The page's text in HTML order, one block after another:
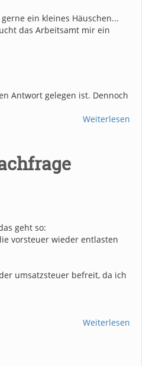
ein kleines Häuschen...
das Arbeitsamt mir ein
Antwort gelegen ist. Dennoch
Weiterlesen
geht so:
vorsteuer wieder entlasten
umsatzsteuer befreit, da ich
Weiterlesen